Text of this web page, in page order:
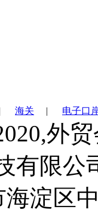
海关 | 电子口
外
限公
海淀区